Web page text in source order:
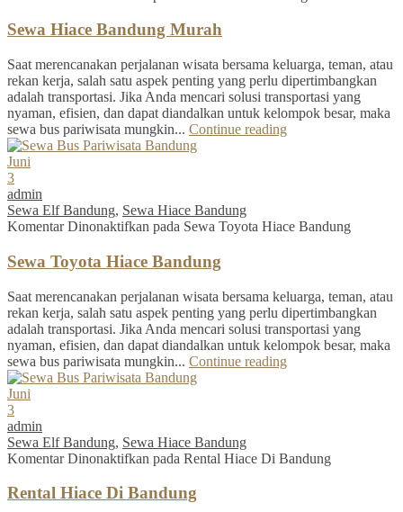
Sewa Hiace Bandung Murah
Saat merencanakan perjalanan wisata bersama keluarga, teman, atau
rekan kerja, salah satu aspek penting yang perlu dipertimbangkan
adalah transportasi. Jika Anda mencari solusi transportasi yang
nyaman, efisien, dan dapat diandalkan untuk kelompok besar, maka
sewa bus pariwisata mungkin... Continue reading
Juni
3
admin
Sewa Elf Bandung, Sewa Hiace Bandung
Komentar Dinonaktifkan pada Sewa Toyota Hiace Bandung
Sewa Toyota Hiace Bandung
Saat merencanakan perjalanan wisata bersama keluarga, teman, atau
rekan kerja, salah satu aspek penting yang perlu dipertimbangkan
adalah transportasi. Jika Anda mencari solusi transportasi yang
nyaman, efisien, dan dapat diandalkan untuk kelompok besar, maka
sewa bus pariwisata mungkin... Continue reading
Juni
3
admin
Sewa Elf Bandung, Sewa Hiace Bandung
Komentar Dinonaktifkan pada Rental Hiace Di Bandung
Rental Hiace Di Bandung